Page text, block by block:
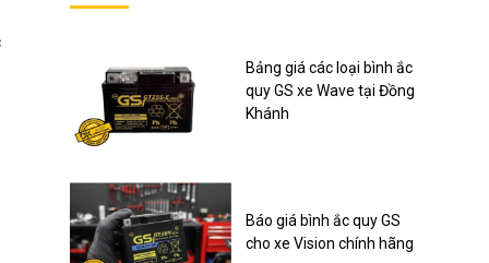
Bảng giá các loại bình ắc
quy GS xe Wave tại Đồng
Khánh
Báo giá bình ắc quy GS
cho xe Vision chính hãng